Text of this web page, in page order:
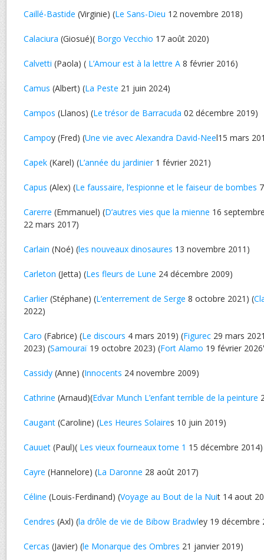
Caillé-Bastide (Virginie) (Le Sans-Dieu 12 novembre 2018)
Calaciura (Giosué)( Borgo Vecchio 17 août 2020)
Calvetti (Paola) ( L’Amour est à la lettre A 8 février 2016)
Camus (Albert) (La Peste 21 juin 2024)
Campos (Llanos) (Le trésor de Barracuda 02 décembre 2019)
Campoy (Fred) (Une vie avec Alexandra David-Neel15 mars
Capek (Karel) (L’année du jardinier1 février 2021)
Capus (Alex) (Le faussaire, l’espionne et le faiseur de bombes
Carerre (Emmanuel) (D’autres vies que la mienne 16
22 mars 2017)
Carlain (Noé) (les nouveaux dinosaures 13 novembre 2011)
Carleton (Jetta) (Les fleurs de Lune 24 décembre 2009)
Carlier(Stéphane) (L’enterrement de Serge 8 octobre 2021) (
2022)
Caro (Fabrice) (Le discours 4 mars 2019) (Figurec 29 mars
2023) (Samouraï 19 octobre 2023) (Fort Alamo 19 février
Cassidy (Anne) (Innocents 24 novembre 2009)
Cathrine (Arnaud)(Edvar Munch L’enfant terrible de la peinture
Caugant (Caroline) (Les Heures Solaires 10 juin 2019)
Cauuet (Paul)( Les vieux fourneaux tome 1 15 décembre 2014)
Cayre (Hannelore) (La Daronne 28 août 2017)
Céline (Louis-Ferdinand) (Voyage au Bout de la Nuit 14 aout
Cendres (Axl) (la drôle de vie de Bibow Bradwley 19 décembre
Cercas (Javier) (le Monarque des Ombres 21 janvier 2019)